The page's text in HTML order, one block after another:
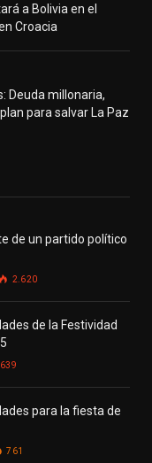
a Bolivia en el
Croacia
Deuda millonaria,
para salvar La Paz
de un partido político
2.620
de la Festividad
para la fiesta de
761